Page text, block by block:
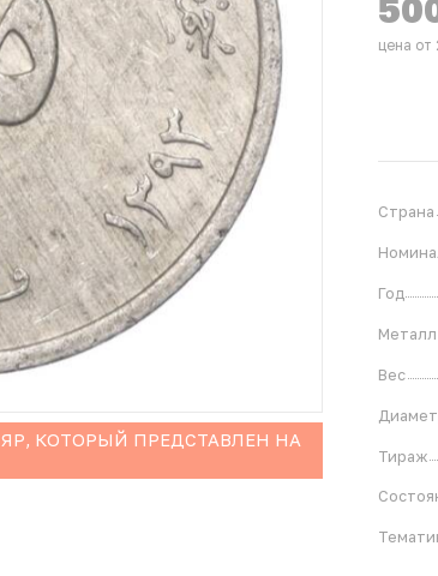
КОТОРЫЙ ПРЕДСТАВЛЕН НА
цена
Страна
Год
Металл
Вес
Тираж